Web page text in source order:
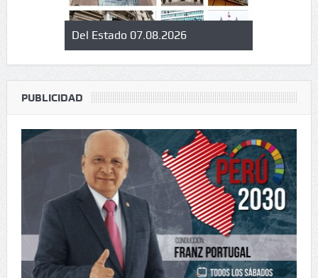
Del Estado 07.08.2026
cultural de
PUBLICIDAD